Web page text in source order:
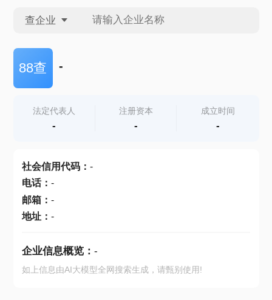
查企业
查企业
查产地
88查 -
法定代表人
-
注册资本
-
成立时间
-
社会信用代码： -
电话： -
邮箱： -
地址： -
企业信息概览： -
如上信息由AI大模型全网搜索生成，请甄别使用!